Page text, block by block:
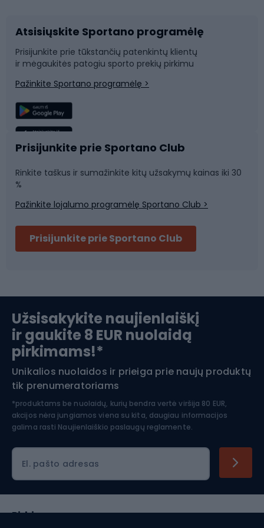
Dviračių dalys
Laipiojimas
Žvejyba
Sportinė medicina
Rogutės ir čiuožynės
Snieglenčių sportas
Plaukimas
Komandinis sportas
Slidinėjimas
Apranga žiemos sportui
Šiaurietiškas ėjimas
Atsisiųskite Sportano programėlę
Prisijunkite prie tūkstančių patenkintų klientų
ir mėgaukitės patogiu sporto prekių pirkimu
Pažinkite Sportano programėlę >
Prisijunkite prie Sportano Club
Rinkite taškus ir sumažinkite kitų užsakymų kainas iki 30
%
Pažinkite lojalumo programėlę Sportano Club >
Prisijunkite prie Sportano Club
Užsisakykite naujienlaiškį
ir gaukite 8 EUR nuolaidą
pirkimams!*
Unikalios nuolaidos ir prieiga prie naujų produktų
tik prenumeratoriams
*produktams be nuolaidų, kurių bendra vertė viršija 80 EUR,
akcijos nėra jungiamos viena su kita, daugiau informacijos
galima rasti Naujienlaiškio paslaugų reglamente.
El. pašto adresas
Pirkimas